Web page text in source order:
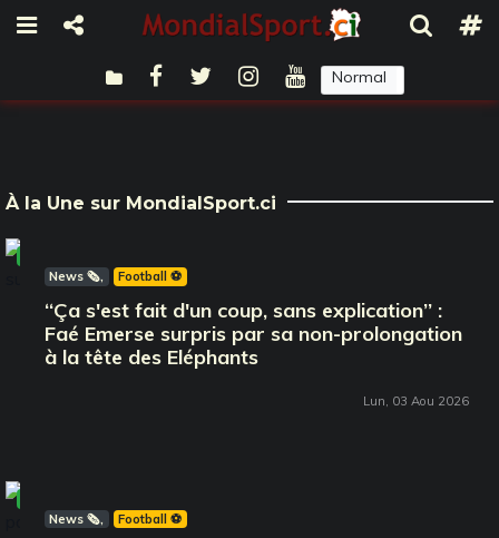
Normal
À la Une sur MondialSport.ci
News 🗞️ Football ⚽️
‘‘Ça s'est fait d'un coup, sans explication’’ :
Faé Emerse surpris par sa non-prolongation
à la tête des Eléphants
Lun, 03 Aou 2026
News 🗞️ Football ⚽️